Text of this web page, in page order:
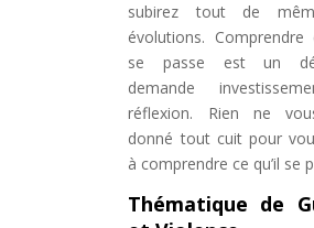
subirez tout de
évolutions. Comprendre
se passe est un
demande
réflexion. Rien ne
donné tout cuit pour
à comprendre ce qu’il se
Thématique de